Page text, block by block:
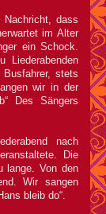
dass
im Alter
ein Schock.
Liederabenden
Busfahrer, stets
wir in der
Des Sängers
nach
Die
lange. Von den
Wir sangen
bleib do“.